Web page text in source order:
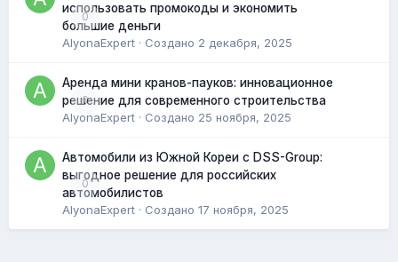
0
использовать промокоды и экономить
большие деньги
AlyonaExpert · Создано 2 декабря, 2025
0
Аренда мини кранов-пауков: инновационное
решение для современного строительства
AlyonaExpert · Создано 25 ноября, 2025
0
Автомобили из Южной Кореи с DSS-Group:
выгодное решение для российских
автомобилистов
AlyonaExpert · Создано 17 ноября, 2025